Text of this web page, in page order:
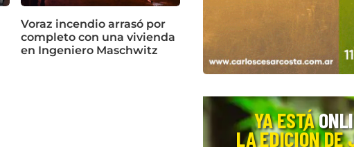
Voraz incendio arrasó por
completo con una vivienda
en Ingeniero Maschwitz